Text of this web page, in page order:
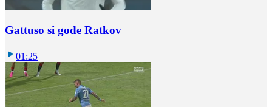
Gattuso si gode Ratkov
01:25